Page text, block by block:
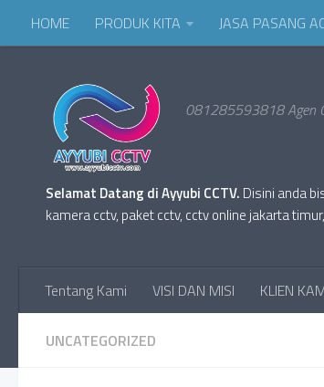
HOME PRODUK KITA JASA PASANG
081285593818 Agen
Selamat Datang di Ayyubi CCTV. Disini anda
kamera cctv, paket cctv, cctv online jakarta
Tentang Kami VISI DAN MISI KLIEN
UNCATEGORIZED